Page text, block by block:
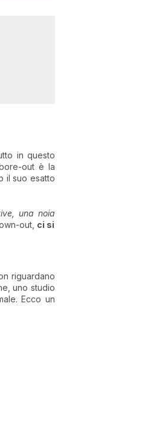
in questo
out è la
il suo esatto
una noia
out, ci si
riguardano
uno studio
Ecco un